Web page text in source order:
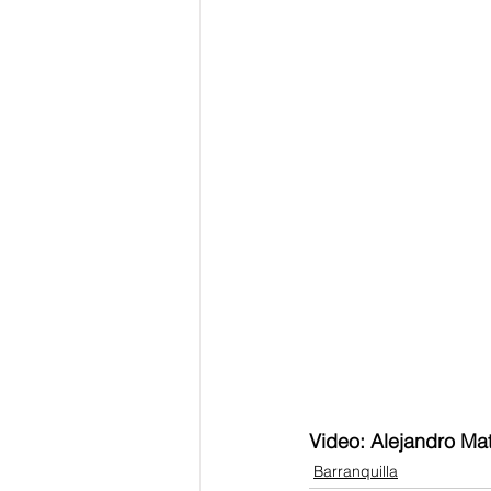
Video: Alejandro
Barranquilla